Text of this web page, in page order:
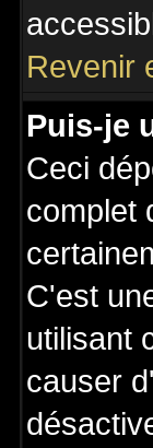
Revenir
Puis-je
Ceci
complet
C'est
utilisant
causer